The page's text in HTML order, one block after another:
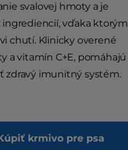
svalovej hmoty a je
ingrediencií, vďaka ktorým
chutí. Klinicky overené
a vitamín C+E, pomáhajú
zdravý imunitný systém.
krmivo pre psa